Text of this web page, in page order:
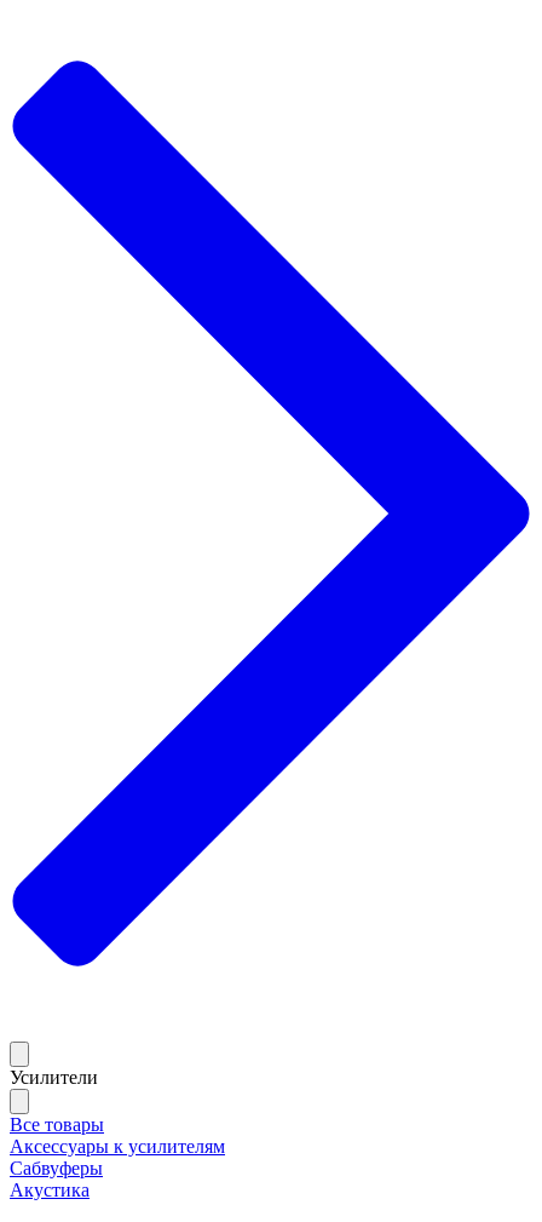
Усилители
Все товары
Аксессуары к усилителям
Сабвуферы
Акустика